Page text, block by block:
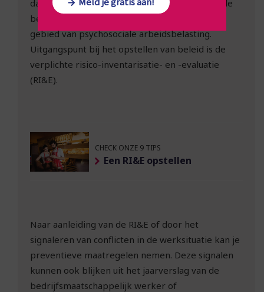
dat mogelijk is het beperken) van psychosociale
belasting. Beperk en vermijd risico’s op het
gebied van psychosociale arbeidsbelasting.
Uitgangspunt bij het opstellen van beleid is de
verplichte risico-inventarisatie- en -evaluatie
(RI&E).
CHECK ONZE 9 TIPS
Een RI&E opstellen
Naar aanleiding van de RI&E of door het
signaleren van conflicten in de werksituatie kan je
preventieve maatregelen nemen. Deze signalen
kunnen ook blijken uit het jaarverslag van de
bedrijfsmaatschappelijk werker of